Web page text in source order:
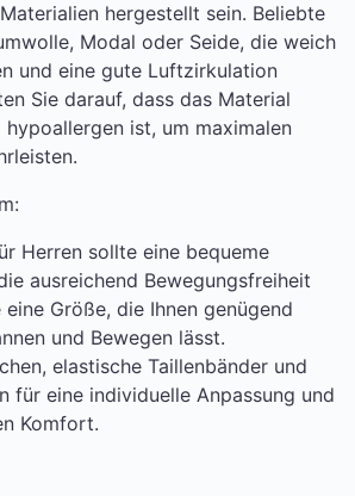
hergestellt sein. Beliebte
Modal oder Seide, die weich
und eine gute Luftzirkulation
Sie darauf, dass das Material
ist, um maximalen
Herren sollte eine bequeme
ausreichend Bewegungsfreiheit
eine Größe, die Ihnen genügend
und Bewegen lässt.
elastische Taillenbänder und
für eine individuelle Anpassung und
Komfort.